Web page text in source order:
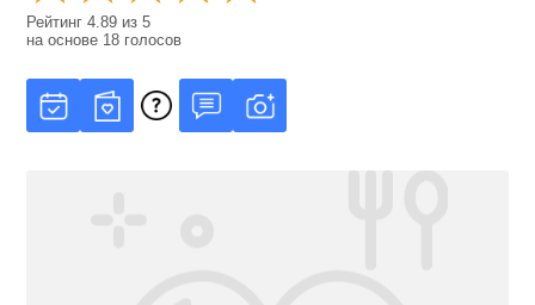
Рейтинг4.89 из5
на основе 18 голосов